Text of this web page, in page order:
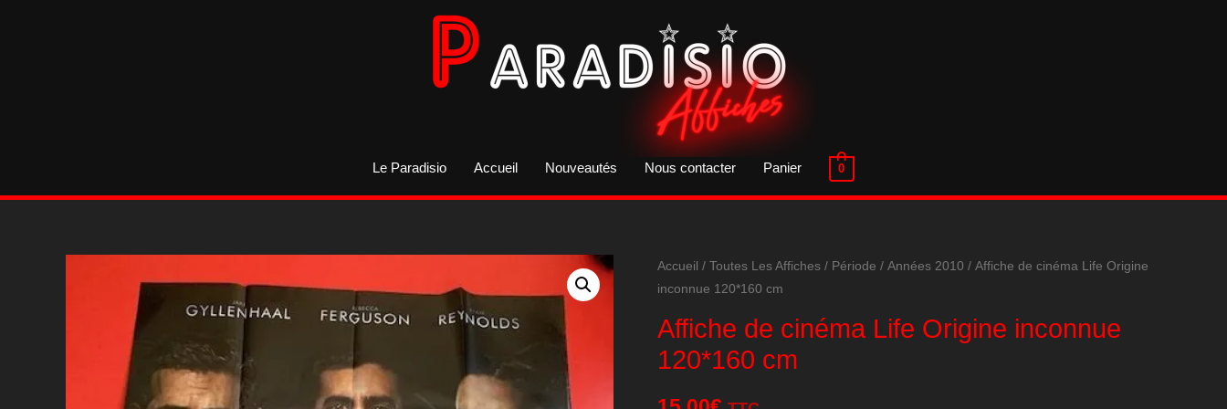
Le Paradisio Accueil Nouveautés Nous contacter Panier 0
Accueil / Toutes Les Affiches / Période / Années 2010 / Affiche de cinéma Life Origine
inconnue 120*160 cm
Affiche de cinéma Life Origine inconnue
120*160 cm